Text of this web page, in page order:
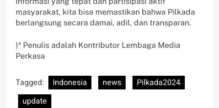
masyarakat, kita bisa memastikan bahwa Pilkada
berlangsung secara damai, adil, dan transparan.
)* Penulis adalah Kontributor Lembaga Media
Perkasa
Tagged: Indonesia news
Pilkada2024
update